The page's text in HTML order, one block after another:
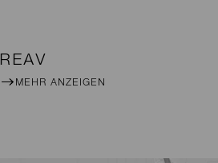
REAV
MEHR ANZEIGEN